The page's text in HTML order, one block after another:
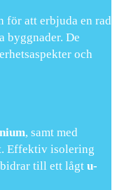
för att erbjuda en rad
byggnader. De
och
, samt med
Effektiv isolering
till ett lågt u-